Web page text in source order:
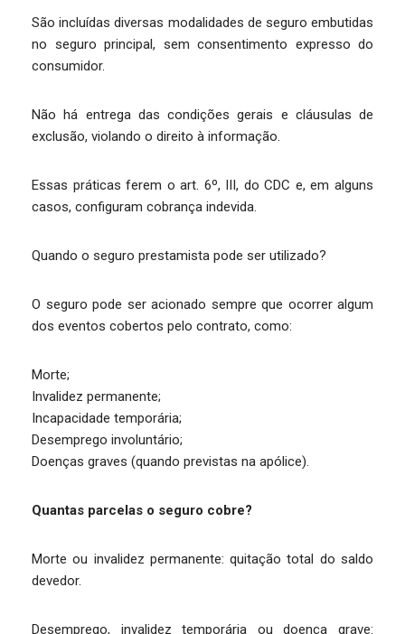
São incluídas diversas modalidades de seguro embutidas
no seguro principal, sem consentimento expresso do
consumidor.
Não há entrega das condições gerais e cláusulas de
exclusão, violando o direito à informação.
Essas práticas ferem o art. 6º, III, do CDC e, em alguns
casos, configuram cobrança indevida.
Quando o seguro prestamista pode ser utilizado?
O seguro pode ser acionado sempre que ocorrer algum
dos eventos cobertos pelo contrato, como:
Morte;
Invalidez permanente;
Incapacidade temporária;
Desemprego involuntário;
Doenças graves (quando previstas na apólice).
Quantas parcelas o seguro cobre?
Morte ou invalidez permanente: quitação total do saldo
devedor.
Desemprego, invalidez temporária ou doença grave: